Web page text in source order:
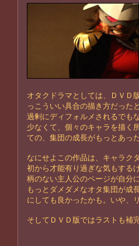
オタクドラマとしては、ＤＶＤ
っこういい具合の描き方だった
過剰にディフォルメされるでも
少なくて、個々のキャラを描く
ての、集団の成長がもっとあっ
なにせよこの作品は、キャラク
初から才能有り過ぎな気もする
柄のない主人公のページが自分
もっとダメダメなオタ集団が成
にしても良かったかも。いや、
そしてＤＶＤ版ではラストも補